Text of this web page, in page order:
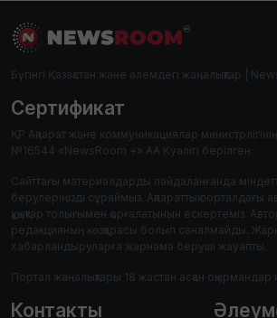
Бүгінгі Қазақстан және әлемдегі жаңалықтар |
Сертификат
ҚР Ақпарат және коммуникациялар
№16544 «NewsRoom +» АА Куәлігі берілген.
Сайттағы материалдарды пайдаланғанда
берулеріңізді сұраймыз. Ақпараттық порталдағы
құқықтар толығымен қорғалатынын ескертеміз.
редакцияның көзқарасы болып саналмайды.
хабарландыруларға жарнама беруші жауапты.
Портал жаңалықтары 18 жастан асқан оқырмандар
Контакты